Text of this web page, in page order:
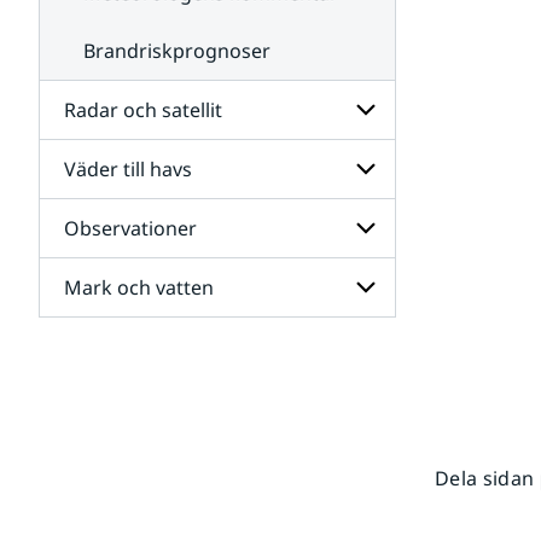
Brandriskprognoser
Radar och satellit
Undersidor
för
Radar
och
satellit
Väder till havs
Undersidor
för
Väder
till
havs
Observationer
Undersidor
för
Mark och vatten
Dela sidan